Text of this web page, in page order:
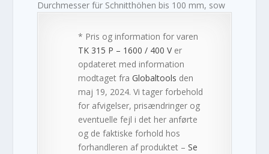
Durchmesser für Schnitthöhen bis 100 mm, sow
* Pris og information for varen
TK 315 P – 1600 / 400 Ver
opdateret med information
modtaget fraGlobaltools den
maj 19, 2024. Vi tager forbehold
for afvigelser, prisændringer og
eventuelle fejl i det her anførte
og de faktiske forhold hos
forhandleren af produktet –Se